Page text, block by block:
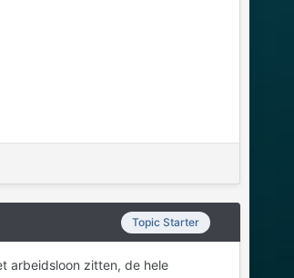
Topic Starter
arbeidsloon zitten, de hele